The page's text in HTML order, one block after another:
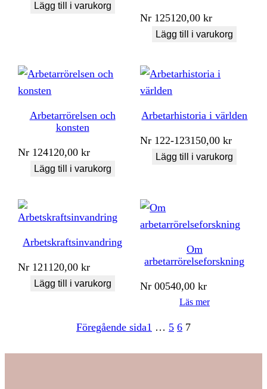
Lägg till i varukorg
Nr 125120,00kr
Lägg till i varukorg
Arbetarrörelsen och
konsten
Nr 124120,00kr
Lägg till i varukorg
Arbetarhistoria i världen
Nr 122-123150,00kr
Lägg till i varukorg
Arbetskraftsinvandring
Nr 121120,00kr
Lägg till i varukorg
Om
arbetarrörelseforskning
Nr 00540,00kr
Läs mer
Föregående sida1 … 5 6 7